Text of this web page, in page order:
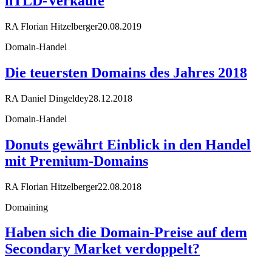
RA Florian Hitzelberger20.08.2019
Domain-Handel
Die teuersten Domains des Jahres 2018
RA Daniel Dingeldey28.12.2018
Domain-Handel
Donuts gewährt Einblick in den Handel
mit Premium-Domains
RA Florian Hitzelberger22.08.2018
Domaining
Haben sich die Domain-Preise auf dem
Secondary Market verdoppelt?